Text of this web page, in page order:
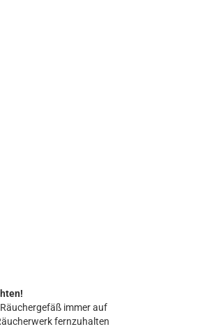
immer auf
fernzuhalten